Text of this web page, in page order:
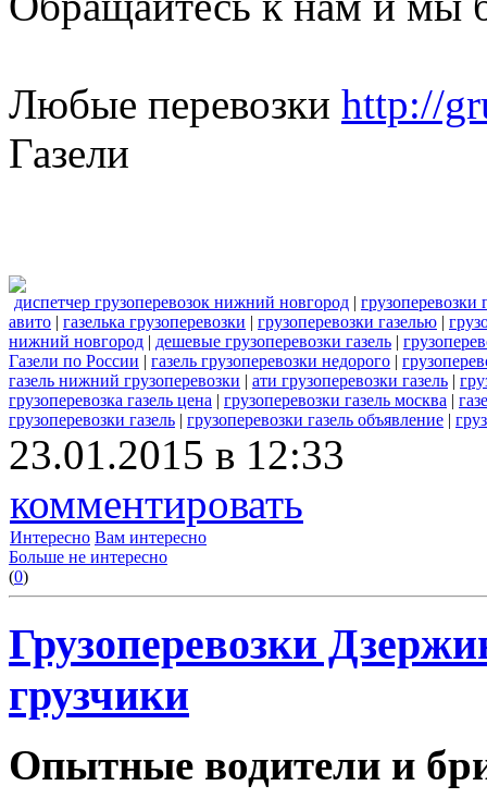
Любые перевозки http://
Газели
диспетчер грузоперевозок нижний новгород |
авито | газелька грузоперевозки | грузоперевозки газелью |
нижний новгород | дешевые грузоперевозки газель |
Газели по России | газель грузоперевозки недорого |
газель нижний грузоперевозки | ати грузоперевозки газель |
грузоперевозка газель цена | грузоперевозки газель москва |
грузоперевозки газель | грузоперевозки газель объявление |
23.01.2015 в 12:33
комментировать
Интересно Вам интересно
Больше не интересно
(0)
Грузоперевозки
грузчики
Опытные водители и